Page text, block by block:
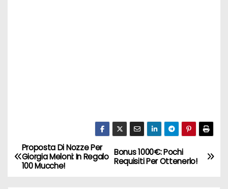
N
a
Bonus 1000€: Pochi
Requisiti Per Ottenerlo!
Proposta Di Nozze Per
Giorgia Meloni: In Regalo
100 Mucche!